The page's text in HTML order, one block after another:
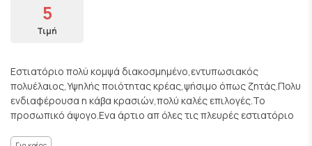
5
Τιμή
Εστιατόριο πολύ κομψά διακοσμημένο,εντυπωσιακός
πολυέλαιος,Υψηλής ποιότητας κρέας,ψήσιμο όπως ζητάς.Πολυ
ενδιαφέρουσα η κάβα κρασιών,πολύ καλές επιλογές.Το
προσωπικό άψογο.Ενα άρτιο απ όλες τις πλευρές εστιατόριο